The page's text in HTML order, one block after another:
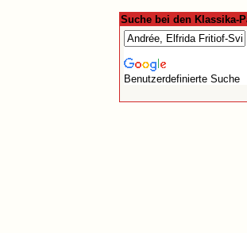
Suche bei den Klassika-
Benutzerdefinierte Suche